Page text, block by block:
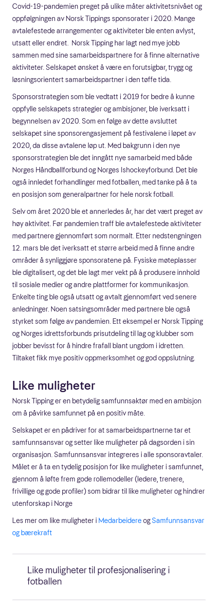
Covid-19-pandemien preget på ulike måter aktivitetsnivået og
oppfølgningen av Norsk Tippings sponsorater i 2020. Mange
avtalefestede arrangementer og aktiviteter ble enten avlyst,
utsatt eller endret. Norsk Tipping har lagt ned mye jobb
sammen med sine samarbeidspartnere for å finne alternative
aktiviteter. Selskapet ønsket å være en forutsigbar, trygg og
løsningsorientert samarbeidspartner i den tøffe tida.
Sponsorstrategien som ble vedtatt i 2019 for bedre å kunne
oppfylle selskapets strategier og ambisjoner, ble iverksatt i
begynnelsen av 2020. Som en følge av dette avsluttet
selskapet sine sponsorengasjement på festivalene i løpet av
2020, da disse avtalene løp ut. Med bakgrunn i den nye
sponsorstrategien ble det inngått nye samarbeid med både
Norges Håndballforbund og Norges Ishockeyforbund. Det ble
også innledet forhandlinger med fotballen, med tanke på å ta
en posisjon som generalpartner for hele norsk fotball.
Selv om året 2020 ble et annerledes år, har det vært preget av
høy aktivitet. Før pandemien traff ble avtalefestede aktiviteter
med partnere gjennomført som normalt. Etter nedstengningen
12. mars ble det iverksatt et større arbeid med å finne andre
områder å synliggjøre sponsoratene på. Fysiske møteplasser
ble digitalisert, og det ble lagt mer vekt på å produsere innhold
til sosiale medier og andre plattformer for kommunikasjon.
Enkelte ting ble også utsatt og avtalt gjennomført ved senere
anledninger. Noen satsingsområder med partnere ble også
styrket som følge av pandemien. Ett eksempel er Norsk Tipping
og Norges idrettsforbunds prisutdeling til lag og klubber som
jobber bevisst for å hindre frafall blant ungdom i idretten.
Tiltaket fikk mye positiv oppmerksomhet og god oppslutning.
Like muligheter
Norsk Tipping er en betydelig samfunnsaktør med en ambisjon
om å påvirke samfunnet på en positiv måte.
Selskapet er en pådriver for at samarbeidspartnerne tar et
samfunnsansvar og setter like muligheter på dagsorden i sin
organisasjon. Samfunnsansvar integreres i alle sponsoravtaler.
Målet er å ta en tydelig posisjon for like muligheter i samfunnet,
gjennom å løfte frem gode rollemodeller (ledere, trenere,
frivillige og gode profiler) som bidrar til like muligheter og hindrer
utenforskap i Norge
Les mer om like muligheter i MedarbeidereogSamfunnsansvar
og bærekraft
Like muligheter til profesjonalisering i
fotballen